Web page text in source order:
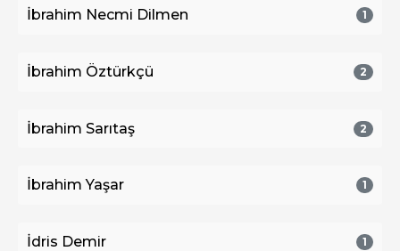
İbrahim Necmi Dilmen 1
İbrahim Öztürkçü 2
İbrahim Sarıtaş 2
İbrahim Yaşar 1
İdris Demir 1